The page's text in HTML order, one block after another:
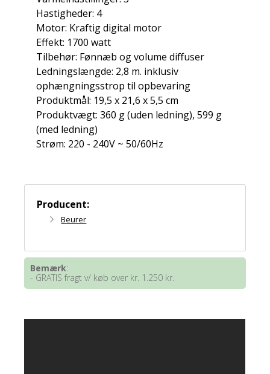
Hastigheder: 4
Motor: Kraftig digital motor
Effekt: 1700 watt
Tilbehør: Fønnæb og volume diffuser
Ledningslængde: 2,8 m. inklusiv
ophængningsstrop til opbevaring
Produktmål: 19,5 x 21,6 x 5,5 cm
Produktvægt: 360 g (uden ledning), 599 g
(med ledning)
Strøm: 220 - 240V ~ 50/60Hz
Producent:
Beurer
Bemærk:
- GRATIS fragt v/ køb over kr. 1.250 kr.